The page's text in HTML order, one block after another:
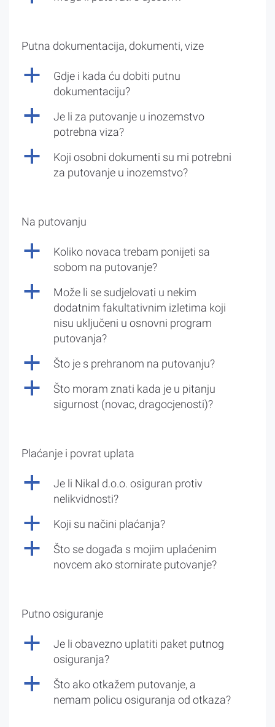
Putna dokumentacija, dokumenti, vize
a
Gdje i kada ću dobiti putnu
dokumentaciju?
a
Je li za putovanje u inozemstvo
potrebna viza?
a
Koji osobni dokumenti su mi potrebni
za putovanje u inozemstvo?
Na putovanju
a
Koliko novaca trebam ponijeti sa
sobom na putovanje?
a
Može li se sudjelovati u nekim
dodatnim fakultativnim izletima koji
nisu uključeni u osnovni program
putovanja?
a Što je s prehranom na putovanju?
a
Što moram znati kada je u pitanju
sigurnost (novac, dragocjenosti)?
Plaćanje i povrat uplata
a
Je li Nikal d.o.o. osiguran protiv
nelikvidnosti?
a Koji su načini plaćanja?
a
Što se događa s mojim uplaćenim
novcem ako stornirate putovanje?
Putno osiguranje
a
Je li obavezno uplatiti paket putnog
osiguranja?
a
Što ako otkažem putovanje, a
nemam policu osiguranja od otkaza?